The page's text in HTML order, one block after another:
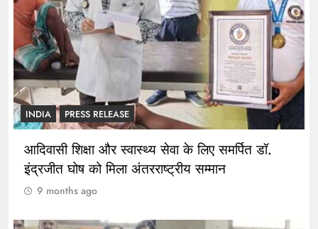
INDIA PRESS RELEASE
आदिवासी शिक्षा और स्वास्थ्य सेवा के लिए समर्पित डॉ.
इंद्रजीत घोष को मिला अंतरराष्ट्रीय सम्मान
9 months ago